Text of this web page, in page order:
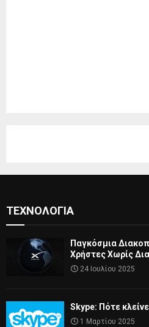
ΤΕΧΝΟΛΟΓΊΑ
Παγκόσμια
Χρήστες Χωρίς
24 Ιουλίου 2025
Skype: Πότε
1 Μαρτίου 2025